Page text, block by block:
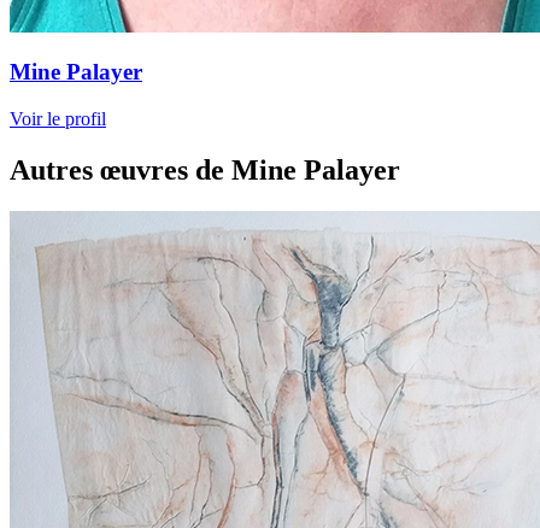
Mine Palayer
Voir le profil
Autres œuvres de Mine Palayer